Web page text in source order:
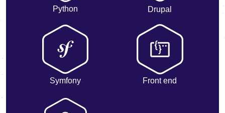
Python Drupal
Symfony Front end